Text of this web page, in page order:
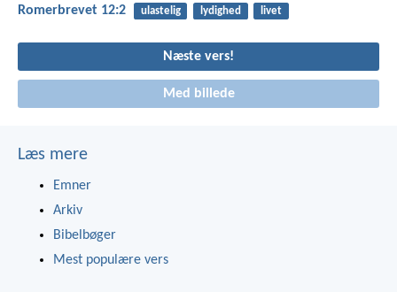
Romerbrevet 12:2 ulastelig lydighed livet
Næste vers!
Med billede
Læs mere
Emner
Arkiv
Bibelbøger
Mest populære vers